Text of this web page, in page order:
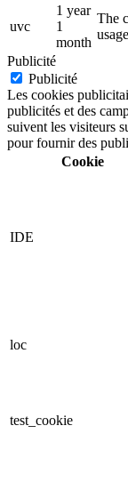
uvc
1 year
1
month
The
Publicité
Publicité
Les cookies
publicités et des
suivent les visiteurs
pour fournir des
Cookie
IDE
loc
test_cookie